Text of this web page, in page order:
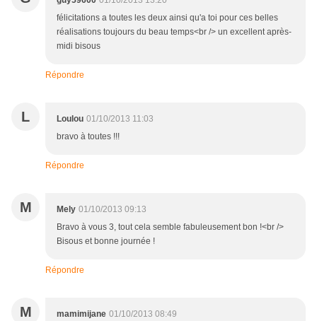
félicitations a toutes les deux ainsi qu'a toi pour ces belles
réalisations toujours du beau temps<br /> un excellent après-
midi bisous
Répondre
L Loulou 01/10/2013 11:03
bravo à toutes !!!
Répondre
M Mely 01/10/2013 09:13
Bravo à vous 3, tout cela semble fabuleusement bon !<br />
Bisous et bonne journée !
Répondre
M mamimijane 01/10/2013 08:49